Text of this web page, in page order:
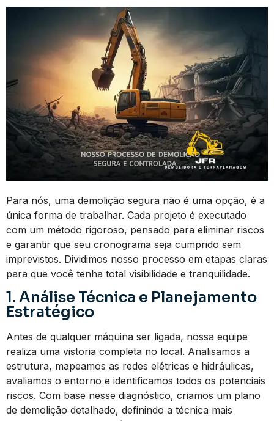
Para nós, uma demolição segura não é uma opção, é a
única forma de trabalhar. Cada projeto é executado
com um método rigoroso, pensado para eliminar riscos
e garantir que seu cronograma seja cumprido sem
imprevistos. Dividimos nosso processo em etapas claras
para que você tenha total visibilidade e tranquilidade.
1. Análise Técnica e Planejamento
Estratégico
Antes de qualquer máquina ser ligada, nossa equipe
realiza uma vistoria completa no local. Analisamos a
estrutura, mapeamos as redes elétricas e hidráulicas,
avaliamos o entorno e identificamos todos os potenciais
riscos. Com base nesse diagnóstico, criamos um plano
de demolição detalhado, definindo a técnica mais